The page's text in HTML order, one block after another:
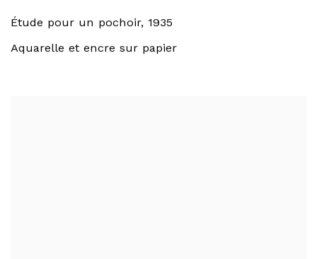
Étude pour un pochoir, 1935
Aquarelle et encre sur papier